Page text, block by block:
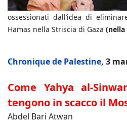
ossessionati dall’idea di
Hamas nella Striscia di Gaza
Chronique de Palestine, 3
Come Yahya al-
tengono in scacco il
Abdel Bari Atwan